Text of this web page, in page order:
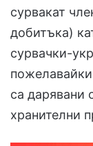
сурвакат
добитъка)
сурвачки-
са дарявани
хранителни